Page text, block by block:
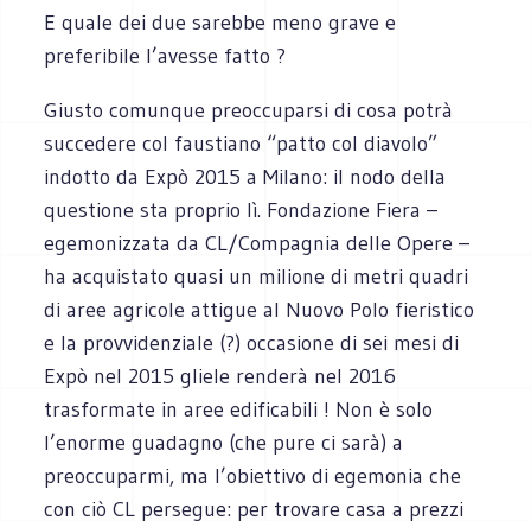
E quale dei due sarebbe meno grave e
preferibile l’avesse fatto ?
Giusto comunque preoccuparsi di cosa potrà
succedere col faustiano “patto col diavolo”
indotto da Expò 2015 a Milano: il nodo della
questione sta proprio lì. Fondazione Fiera –
egemonizzata da CL/Compagnia delle Opere –
ha acquistato quasi un milione di metri quadri
di aree agricole attigue al Nuovo Polo fieristico
e la provvidenziale (?) occasione di sei mesi di
Expò nel 2015 gliele renderà nel 2016
trasformate in aree edificabili ! Non è solo
l’enorme guadagno (che pure ci sarà) a
preoccuparmi, ma l’obiettivo di egemonia che
con ciò CL persegue: per trovare casa a prezzi